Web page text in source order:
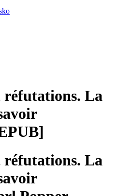
réfutations. La
réfutations. La